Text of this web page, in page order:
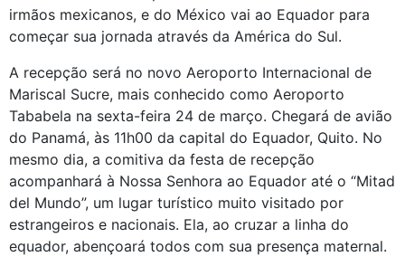
irmãos mexicanos, e do México vai ao Equador para
começar sua jornada através da América do Sul.
A recepção será no novo Aeroporto Internacional de
Mariscal Sucre, mais conhecido como Aeroporto
Tababela na sexta-feira 24 de março. Chegará de avião
do Panamá, às 11h00 da capital do Equador, Quito. No
mesmo dia, a comitiva da festa de recepção
acompanhará à Nossa Senhora ao Equador até o “Mitad
del Mundo”, um lugar turístico muito visitado por
estrangeiros e nacionais. Ela, ao cruzar a linha do
equador, abençoará todos com sua presença maternal.